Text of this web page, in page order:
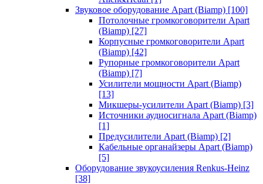
Звуковое оборудование Apart (Biamp) [100]
Потолочные громкоговорители Apart
(Biamp) [27]
Корпусные громкоговорители Apart
(Biamp) [42]
Рупорные громкоговорители Apart
(Biamp) [7]
Усилители мощности Apart (Biamp)
[13]
Микшеры-усилители Apart (Biamp) [3]
Источники аудиосигнала Apart (Biamp)
[1]
Предусилители Apart (Biamp) [2]
Кабельные органайзеры Apart (Biamp)
[5]
Оборудование звукоусиления Renkus-Heinz
[38]